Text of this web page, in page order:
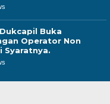
Buka
Operator Non
Syaratnya.